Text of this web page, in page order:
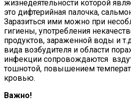
жизнедеятельности которой
это дифтерийная палочка,
Заразиться ими можно при
гигиены, употребления
продуктов, зараженной воды и
вида возбудителя и области
инфекции сопровождаются
тошнотой, повышением
кровью.
Важно!